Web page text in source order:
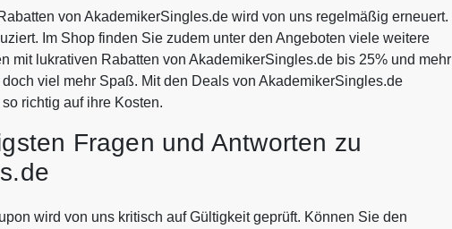
von AkademikerSingles.de wird von uns regelmäßig erneuert.
Im Shop finden Sie zudem unter den Angeboten viele weitere
mit lukrativen Rabatten von AkademikerSingles.de bis 25% und mehr
viel mehr Spaß. Mit den Deals von AkademikerSingles.de
richtig auf ihre Kosten.
Fragen und Antworten zu
wird von uns kritisch auf Gültigkeit geprüft. Können Sie den